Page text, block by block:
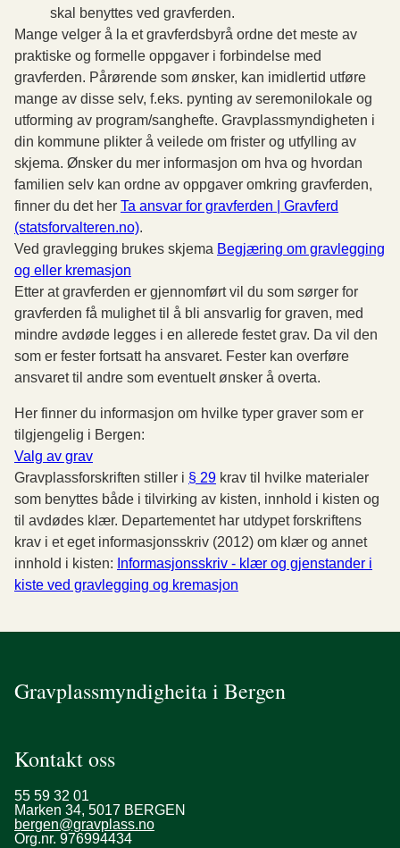
skal benyttes ved gravferden.
Mange velger å la et gravferdsbyrå ordne det meste av
praktiske og formelle oppgaver i forbindelse med
gravferden. Pårørende som ønsker, kan imidlertid utføre
mange av disse selv, f.eks. pynting av seremonilokale og
utforming av program/sanghefte. Gravplassmyndigheten i
din kommune plikter å veilede om frister og utfylling av
skjema. Ønsker du mer informasjon om hva og hvordan
familien selv kan ordne av oppgaver omkring gravferden,
finner du det her Ta ansvar for gravferden | Gravferd
(statsforvalteren.no).
Ved gravlegging brukes skjema Begjæring om gravlegging
og eller kremasjon
Etter at gravferden er gjennomført vil du som sørger for
gravferden få mulighet til å bli ansvarlig for graven, med
mindre avdøde legges i en allerede festet grav. Da vil den
som er fester fortsatt ha ansvaret. Fester kan overføre
ansvaret til andre som eventuelt ønsker å overta.
Her finner du informasjon om hvilke typer graver som er
tilgjengelig i Bergen:
Valg av grav
Gravplassforskriften stiller i § 29 krav til hvilke materialer
som benyttes både i tilvirking av kisten, innhold i kisten og
til avdødes klær. Departementet har utdypet forskriftens
krav i et eget informasjonsskriv (2012) om klær og annet
innhold i kisten: Informasjonsskriv - klær og gjenstander i
kiste ved gravlegging og kremasjon
Gravplassmyndigheita i Bergen
Kontakt oss
55 59 32 01
Marken 34, 5017 BERGEN
bergen@gravplass.no
Org.nr. 976994434